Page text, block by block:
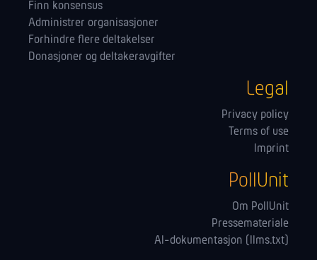
Finn konsensus
Administrer orga­nisasjoner
Forhindre flere deltakelser
Donasjoner og deltakeravgifter
Legal
Privacy policy
Terms of use
Imprint
PollUnit
Om PollUnit
Pressemateriale
AI-dokumentasjon (llms.txt)